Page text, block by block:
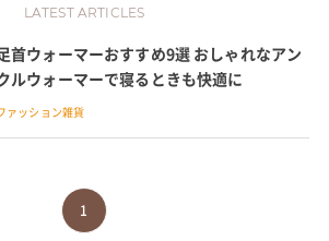
LATEST ARTICLES
首ウォーマーおすすめ9選 おしゃれなアン
ルウォーマーで寝るときも快適に
ァッション雑貨
1